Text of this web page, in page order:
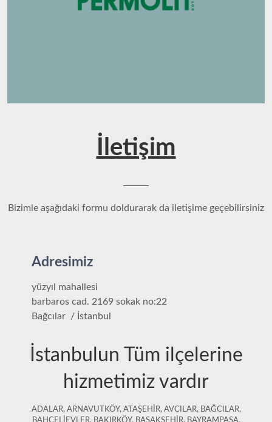
İletişim
Bizimle aşağıdaki formu doldurarak da iletişime geçebilirsiniz
Adresimiz
yüzyıl mahallesi
barbaros cad. 2169 sokak no:22
Bağcılar / İstanbul
İstanbulun Tüm ilçelerine
hizmetimiz vardır
ADALAR, ARNAVUTKÖY, ATAŞEHİR, AVCILAR, BAĞCILAR,
BAHÇELİEVLER, BAKIRKÖY, BAŞAKŞEHİR, BAYRAMPAŞA,